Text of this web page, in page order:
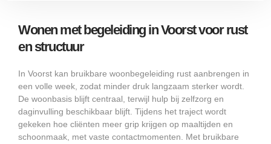
Wonen met begeleiding in Voorst voor rust
en structuur
In Voorst kan bruikbare woonbegeleiding rust aanbrengen in
een volle week, zodat minder druk langzaam sterker wordt.
De woonbasis blijft centraal, terwijl hulp bij zelfzorg en
daginvulling beschikbaar blijft. Tijdens het traject wordt
gekeken hoe cliënten meer grip krijgen op maaltijden en
schoonmaak, met vaste contactmomenten. Met bruikbare